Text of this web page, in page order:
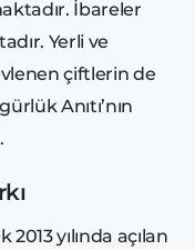
İbareler
Yerli ve
çiftlerin de
Anıtı’nın
yılında açılan